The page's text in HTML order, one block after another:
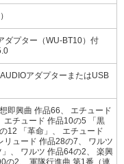
ダプター（WU-BT10）付
アダプターまたはUSB
即興曲 作品66、 エチュード
エチュード 作品10の5 「黒
12 「革命」、 エチュード
リュード 作品28の7、 ワルツ
、 ワルツ 作品64の2、 楽興
の2、 軍隊行進曲 第1番（連